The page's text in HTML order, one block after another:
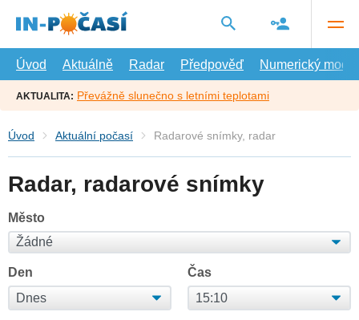
hlavní
Úvod
Aktuálně Radar Předpověď Numerický model
AKTUALITA: Převážně slunečno s letními teplotami
Úvod Aktuální počasí Radarové snímky, radar
Radar, radarové snímky
Město
Den Čas